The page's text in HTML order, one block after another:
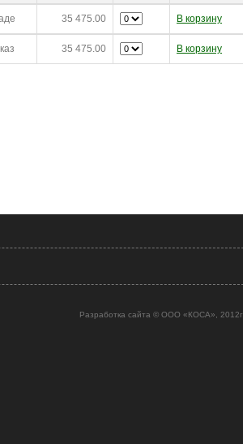
35 475.00 В корзину
35 475.00 В корзину
Разработка сайта © ООО «КОСА» , 2012г.